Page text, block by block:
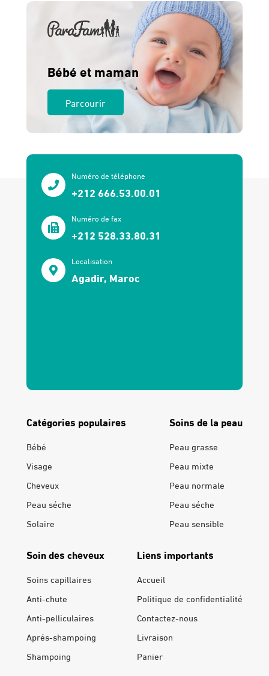
Bébé et maman
Parcourir
Numéro de téléphone
+212 666.53.00.01
Numéro de fax
+212 528.33.80.31
Localisation
Agadir, Maroc
Catégories populaires
Bébé
Visage
Cheveux
Peau séche
Solaire
Soins de la peau
Peau grasse
Peau mixte
Peau normale
Peau séche
Peau sensible
Soin des cheveux
Soins capillaires
Anti-chute
Anti-pelliculaires
Aprés-shampoing
Shampoing
Liens importants
Accueil
Politique de confidentialité
Contactez-nous
Livraison
Panier